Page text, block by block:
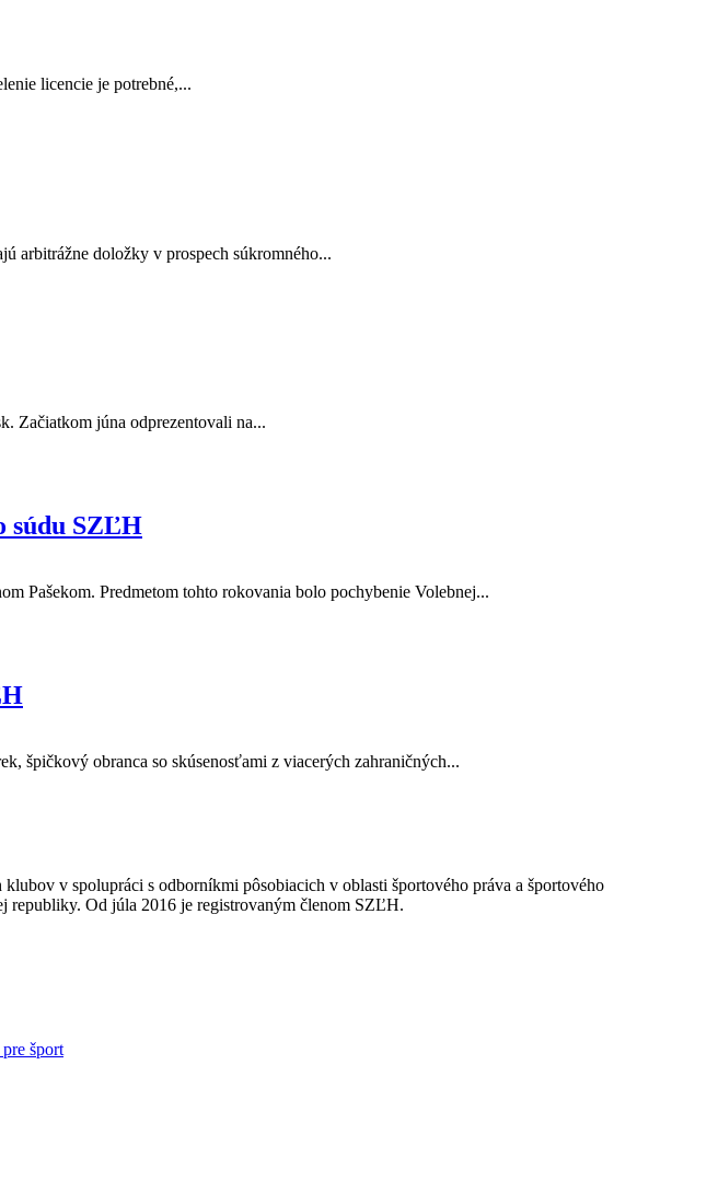
licencie je potrebné,...
arbitrážne doložky v prospech súkromného...
Začiatkom júna odprezentovali na...
súdu SZĽH
Pašekom. Predmetom tohto rokovania bolo pochybenie Volebnej...
špičkový obranca so skúsenosťami z viacerých zahraničných...
v spolupráci s odborníkmi pôsobiacich v oblasti športového práva a športového
republiky. Od júla 2016 je registrovaným členom SZĽH.
šport